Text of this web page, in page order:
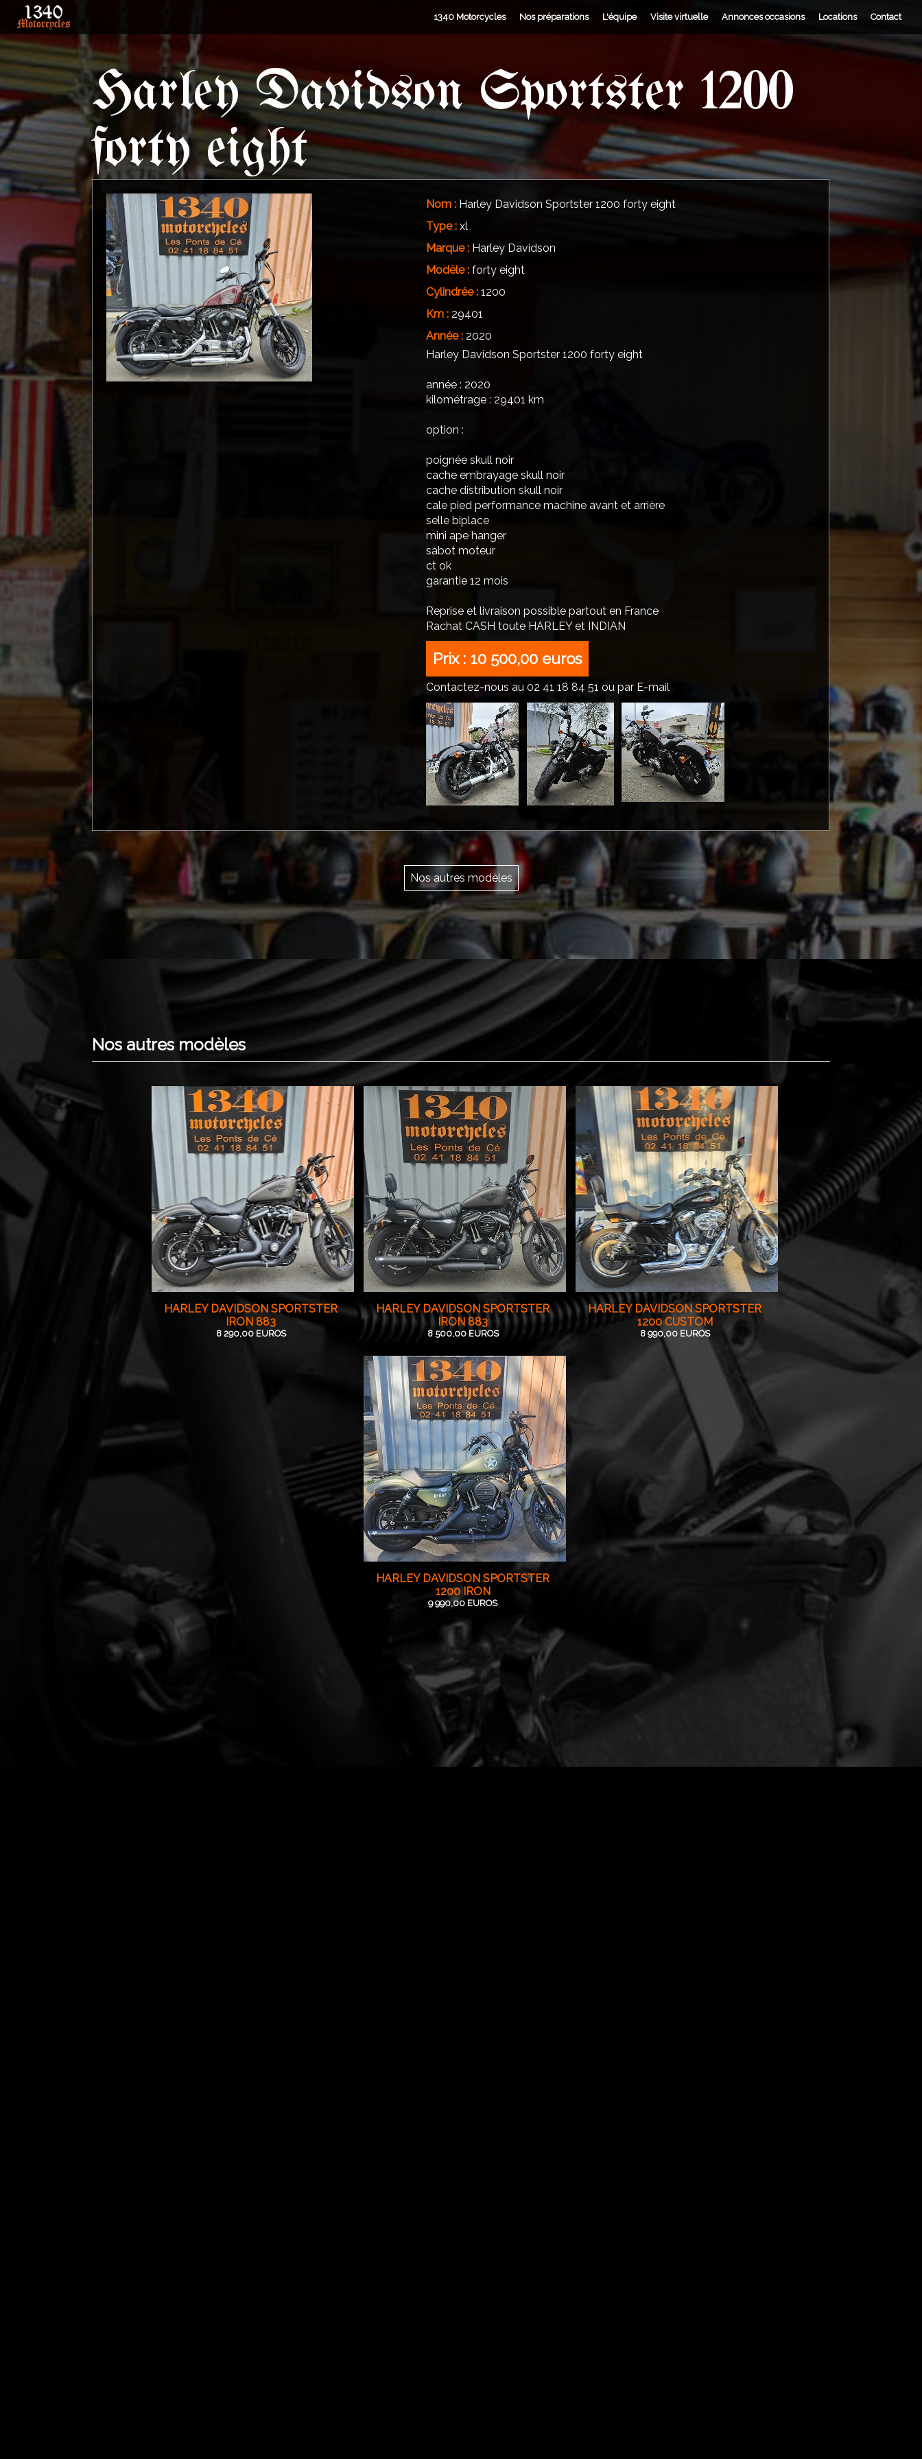
1340 Motorcycles Nos préparations L'équipe Visite virtuelle Annonces occasions Locations Contact
Harley Davidson Sportster 1200
forty eight
Nom : Harley Davidson Sportster 1200 forty eight
Type :xl
Marque : Harley Davidson
Modèle :forty eight
Cylindrée :1200
Km : 29401
Année : 2020
Harley Davidson Sportster 1200 forty eight
année : 2020
kilométrage : 29401 km
option :
poignée skull noir
cache embrayage skull noir
cache distribution skull noir
cale pied performance machine avant et arrière
selle biplace
mini ape hanger
sabot moteur
ct ok
garantie 12 mois
Reprise et livraison possible partout en France
Rachat CASH toute HARLEY et INDIAN
Prix : 10 500,00 euros
Contactez-nous au 02 41 18 84 51 ou par E-mail
Nos autres modèles
Nos autres modèles
HARLEY DAVIDSON SPORTSTER
IRON 883
8 290,00 EUROS
HARLEY DAVIDSON SPORTSTER
IRON 883
8 500,00 EUROS
HARLEY DAVIDSON SPORTSTER
1200 CUSTOM
8 990,00 EUROS
HARLEY DAVIDSON SPORTSTER
1200 IRON
9 990,00 EUROS